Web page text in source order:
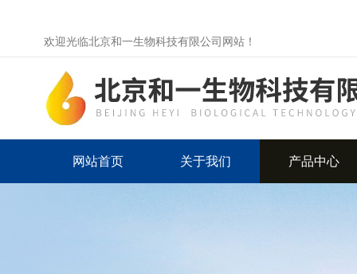
欢迎光临北京和一生物科技有限公司网站！
网站首页 关于我们 产品中心